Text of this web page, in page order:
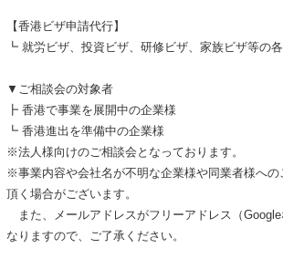
【香港ビザ申請代行】
┗ 就労ビザ、投資ビザ、研修ビザ、家族ビザ等の
▼ご相談会の対象者
┣ 香港で事業を展開中の企業様
┗ 香港進出を準備中の企業様
※法人様向けのご相談会となっております。
※事業内容や会社名が不明な企業様や同業者様への
頂く場合がございます。
また、メールアドレスがフリーアドレス（Google
なりますので、ご了承ください。